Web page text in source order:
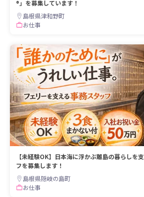
®」を募集しています！
島根県津和野町
お仕事
【未経験OK】日本海に浮かぶ離島の暮らしを
フを募集します！
島根県隠岐の島町
お仕事